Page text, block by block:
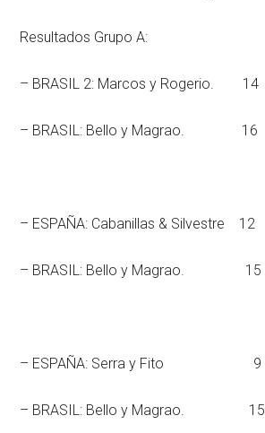
Resultados Grupo A:
– BRASIL 2: Marcos y Rogerio. 14
– BRASIL: Bello y Magrao. 16
– ESPAÑA: Cabanillas & Silvestre 12
– BRASIL: Bello y Magrao. 15
– ESPAÑA: Serra y Fito 9
– BRASIL: Bello y Magrao. 15